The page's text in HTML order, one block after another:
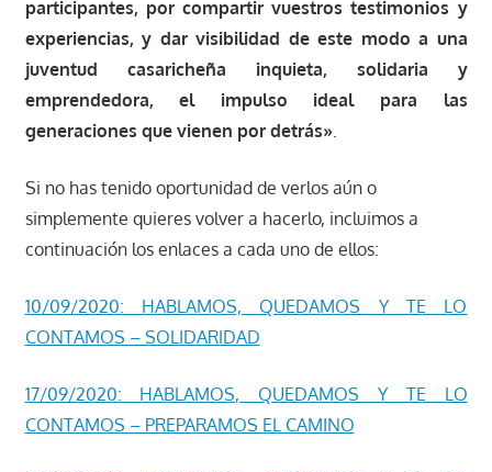
participantes, por compartir vuestros testimonios y
experiencias, y dar visibilidad de este modo a una
juventud casaricheña inquieta, solidaria y
emprendedora, el impulso ideal para las
generaciones que vienen por detrás».
Si no has tenido oportunidad de verlos aún o
simplemente quieres volver a hacerlo, incluimos a
continuación los enlaces a cada uno de ellos:
10/09/2020: HABLAMOS, QUEDAMOS Y TE LO
CONTAMOS – SOLIDARIDAD
17/09/2020: HABLAMOS, QUEDAMOS Y TE LO
CONTAMOS – PREPARAMOS EL CAMINO